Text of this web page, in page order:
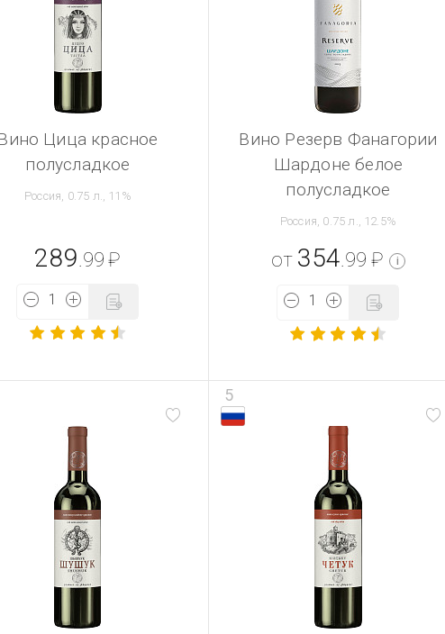
Цица красное
полусладкое
Россия, 0.75 л., 11%
289 .99 ₽
Вино Резерв Фанагории
Шардоне белое
полусладкое
Россия, 0.75 л., 12.5%
от 354 .99 ₽ i
5